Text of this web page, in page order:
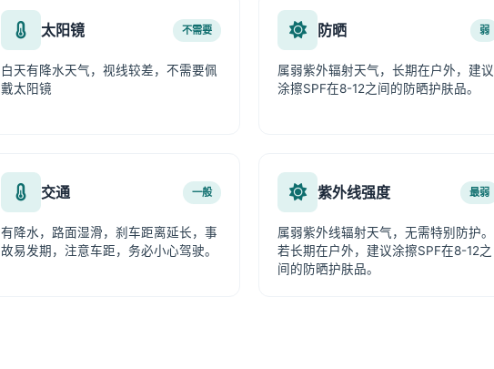
太阳镜 不需要
白天有降水天气，视线较差，不需要佩
戴太阳镜
防晒 弱
属弱紫外辐射天气，长期在户外，建议
涂擦SPF在8-12之间的防晒护肤品。
交通 一般
有降水，路面湿滑，刹车距离延长，事
故易发期，注意车距，务必小心驾驶。
紫外线强度 最弱
属弱紫外线辐射天气，无需特别防护。
若长期在户外，建议涂擦SPF在8-12之
间的防晒护肤品。